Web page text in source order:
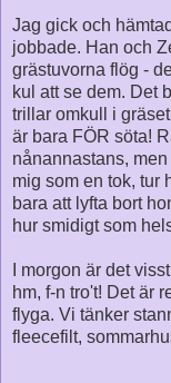
Jag gick och
jobbade. Han och
grästuvorna flög -
kul att se dem. Det
trillar omkull i
är bara FÖR söta!
nånannastans,
mig som en tok, tur
bara att lyfta bort
hur smidigt som
I morgon är det
hm, f-n tro't! Det är
flyga. Vi tänker
fleecefilt,